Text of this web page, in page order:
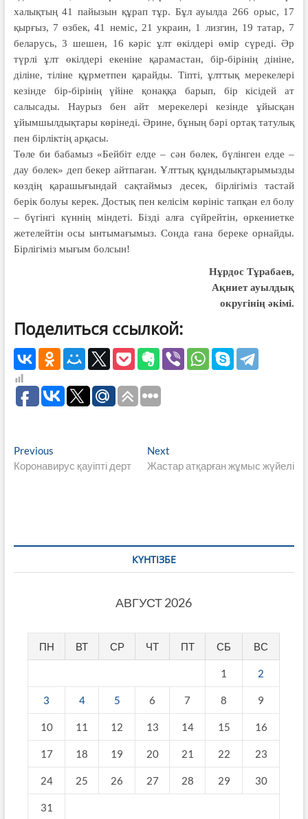
халықтың 41 пайызын құрап тұр. Бұл ауылда 266 орыс, 17
қырғыз, 7 өзбек, 41 неміс, 21 украин, 1 лизгин, 19 татар, 7
беларусь, 3 шешен, 16 кәріс ұлт өкілдері өмір сүреді. Әр
түрлі ұлт өкілдері екеніне қарамастан, бір-бірінің дініне,
діліне, тіліне құрметпен қарайды. Тіпті, ұлттық мерекелері
кезінде бір-бірінің үйіне қонаққа барып, бір кісідей ат
салысады. Наурыз бен айт мерекелері кезінде ұйысқан
ұйымшылдықтары көрінеді. Әрине, бұның бәрі ортақ татулық
пен бірліктің арқасы.
Төле би бабамыз «Бейбіт елде – сән бөлек, бүлінген елде –
дау бөлек» деп бекер айтпаған. Ұлттық құндылықтарымызды
көздің қара­шығындай сақтаймыз десек, бірлігіміз тастай
берік болуы керек. Достық пен келісім көрініс тапқан ел болу
– бүгінгі күннің міндеті. Бізді алға сүйрейтін, өркениетке
жетелейтін осы ынтымағымыз. Сонда ғана береке ор­най­ды.
Бірлігіміз мығым болсын!
Нұрдос Тұрабаев,
Ақниет ауылдық
округінің әкімі.
Поделиться ссылкой:
Навигация
по
PreviousPrevious
post:
Коронавирус қауіпті дерт
Next
post:
Жастар атқарған жұмыс жүйелі
КҮНТІЗБЕ
АВГУСТ 2026
ПН ВТ СР ЧТ ПТ СБ ВС
1 2
3 4 5 6 7 8 9
10 11 12 13 14 15 16
17 18 19 20 21 22 23
24 25 26 27 28 29 30
31